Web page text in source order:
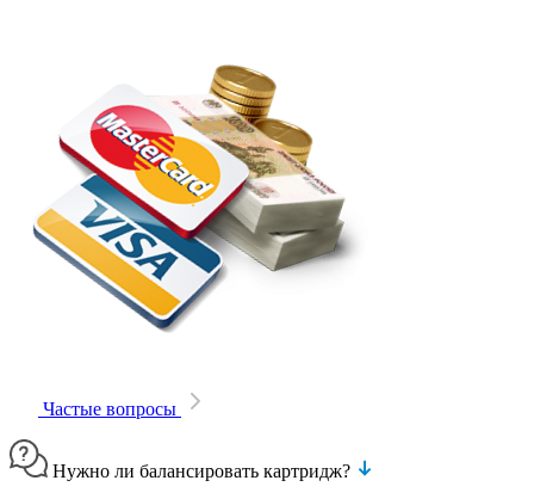
Частые вопросы
Нужно ли балансировать картридж?